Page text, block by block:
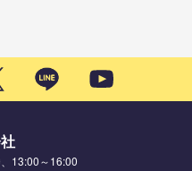
13:00～16:00